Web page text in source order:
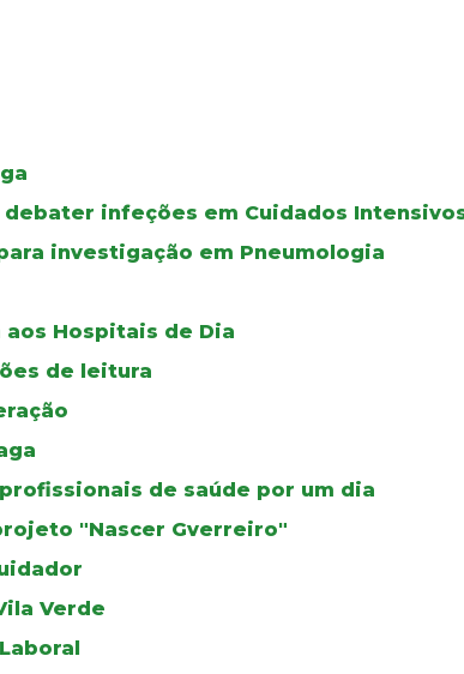
infeções em Cuidados
investigação em Pneumologia
aos Hospitais de Dia
de leitura
de saúde por um dia
"Nascer Gverreiro"
Verde